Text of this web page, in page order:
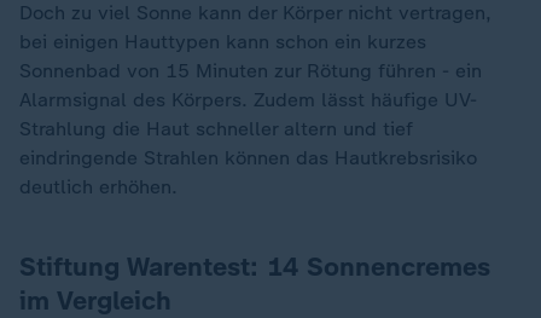
Doch zu viel Sonne kann der Körper nicht vertragen,
bei einigen Hauttypen kann schon ein kurzes
Sonnenbad von 15 Minuten zur Rötung führen - ein
Alarmsignal des Körpers. Zudem lässt häufige UV-
Strahlung die Haut schneller altern und tief
eindringende Strahlen können das Hautkrebsrisiko
deutlich erhöhen.
Stiftung Warentest: 14 Sonnencremes
im Vergleich